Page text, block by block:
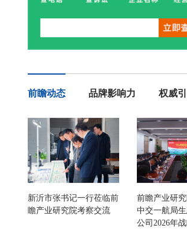
前瞻动态 品牌影响力 权威
新沂市张书记一行莅临前
瞻产业研究院考察交流
前瞻产业研
中交一航局
公司2026年